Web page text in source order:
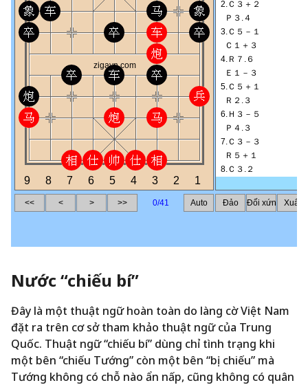
Nước “chiếu bí”
Đây là một thuật ngữ hoàn toàn do làng cờ Việt Nam
đặt ra trên cơ sở tham khảo thuật ngữ của Trung
Quốc. Thuật ngữ “chiếu bí” dùng chỉ tình trạng khi
một bên “chiếu Tướng” còn một bên “bị chiếu” mà
Tướng không có chỗ nào ẩn nấp, cũng không có quân